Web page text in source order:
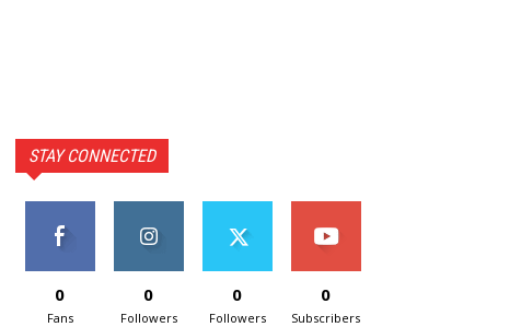
STAY CONNECTED
0
Fans
0
Followers
0
Followers
0
Subscribers